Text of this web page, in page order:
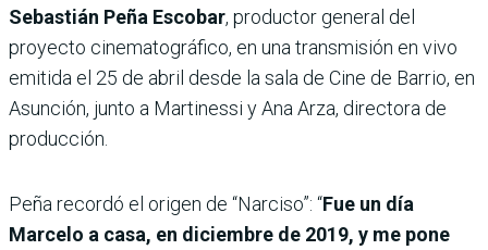
Sebastián Peña Escobar, productor general del
proyecto cinematográfico, en una transmisión en vivo
emitida el 25 de abril desde la sala de Cine de Barrio, en
Asunción, junto a Martinessi y Ana Arza, directora de
producción.
Peña recordó el origen de “Narciso”: “Fue un día
Marcelo a casa, en diciembre de 2019, y me pone